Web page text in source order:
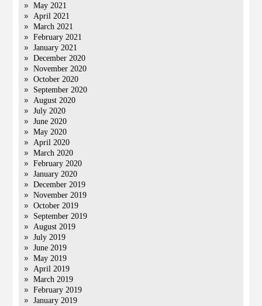
May 2021
April 2021
March 2021
February 2021
January 2021
December 2020
November 2020
October 2020
September 2020
August 2020
July 2020
June 2020
May 2020
April 2020
March 2020
February 2020
January 2020
December 2019
November 2019
October 2019
September 2019
August 2019
July 2019
June 2019
May 2019
April 2019
March 2019
February 2019
January 2019